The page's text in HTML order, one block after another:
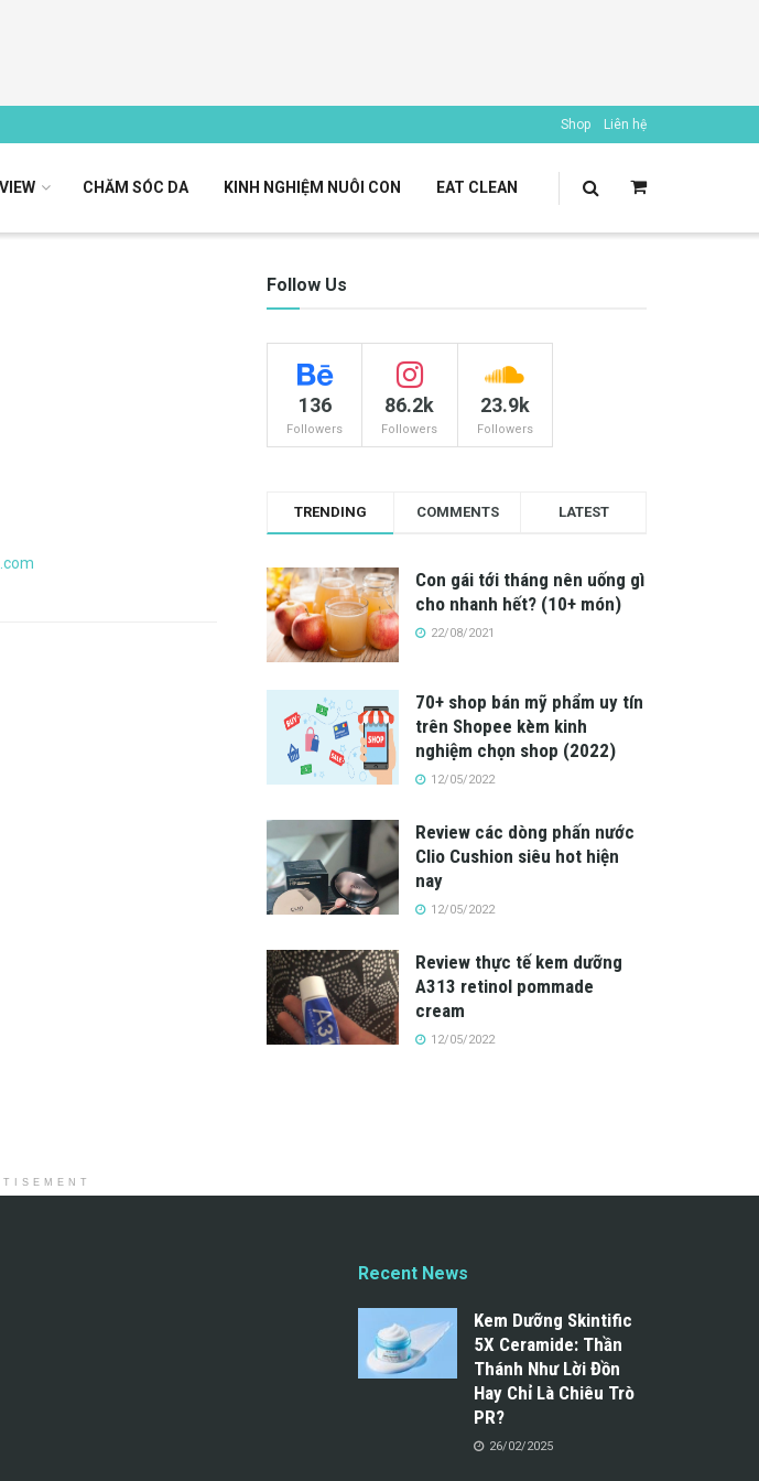
Shop Liên hệ
CHĂM SÓC DA KINH NGHIỆM NUÔI CON EAT CLEAN
Follow Us
136
Followers
86.2k
Followers
23.9k
Followers
TRENDING COMMENTS LATEST
Con gái tới tháng nên uống gì
cho nhanh hết? (10+ món)
22/08/2021
70+ shop bán mỹ phẩm uy tín
trên Shopee kèm kinh
nghiệm chọn shop (2022)
12/05/2022
Review các dòng phấn nước
Clio Cushion siêu hot hiện
nay
12/05/2022
Review thực tế kem dưỡng
A313 retinol pommade
cream
12/05/2022
Recent News
Kem Dưỡng Skintific
5X Ceramide: Thần
Thánh Như Lời Đồn
Hay Chỉ Là Chiêu Trò
PR?
26/02/2025